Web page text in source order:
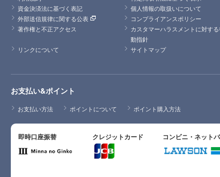
資金決済法に基づく表記
個人情報の取扱いについて
外部送信規律に関する公表
コンプライアンスポリシー
著作権と不正アクセス
カスタマーハラスメントに対す
動指針
リンクについて
サイトマップ
お支払い&ポイント
お支払い方法 ポイントについて ポイント購入方法
即時口座振替 クレジットカード コンビニ・ネット